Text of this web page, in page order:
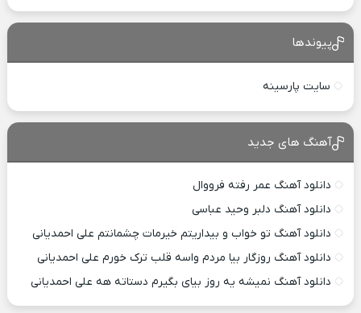
پیوندها
سایت پارسینه
آهنگ های جدید
دانلود آهنگ عمر رفته فرووال
دانلود آهنگ دلبر وحید عباسی
دانلود آهنگ تو خواب و بیداریتم خیرمات چشمانتم علی احمدیانی
دانلود آهنگ روزگار بیا مردم واسه قلب ترک خورم علی احمدیانی
دانلود آهنگ نمیشه یه روز بیای بگیرم دستاته هه علی احمدیانی